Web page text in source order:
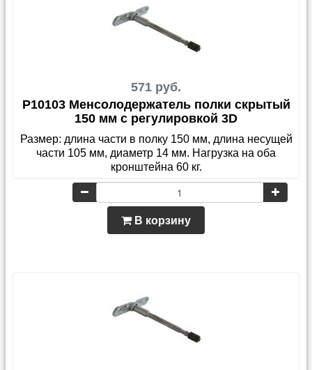
571 руб.
P10103 Менсолодержатель полки скрытый
150 мм с регулировкой 3D
Размер: длина части в полку 150 мм, длина несущей
части 105 мм, диаметр 14 мм. Нагрузка на оба
кронштейна 60 кг.
В корзину